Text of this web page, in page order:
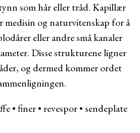
som hår eller tråd. Kapillær
og naturvitenskap for å
eller andre små kanaler
Disse strukturene ligner
og dermed kommer ordet
•finer• revespor•sendeplate